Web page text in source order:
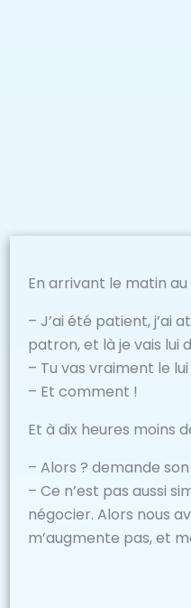
En arrivant le matin
– J’ai été patient, j’ai
patron, et là je vais lui
– Tu vas vraiment le
– Et comment !
Et à dix heures moins
– Alors ? demande
– Ce n’est pas aussi
négocier. Alors nous
m’augmente pas, et